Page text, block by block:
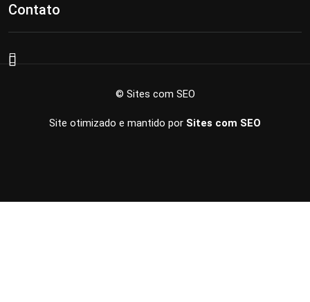
Contato
© Sites com SEO
Site otimizado e mantido por Sites com SEO